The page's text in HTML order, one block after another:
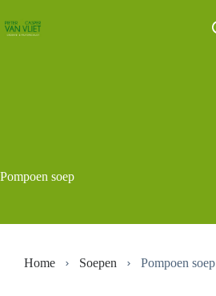
naar
de
Pompoen soep
Home Soepen Pompoen soep